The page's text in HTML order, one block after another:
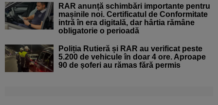
RAR anunță schimbări importante pentru
mașinile noi. Certificatul de Conformitate
intră în era digitală, dar hârtia rămâne
obligatorie o perioadă
Poliția Rutieră și RAR au verificat peste
5.200 de vehicule în doar 4 ore. Aproape
90 de șoferi au rămas fără permis